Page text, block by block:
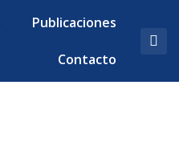
Publicaciones
Contacto